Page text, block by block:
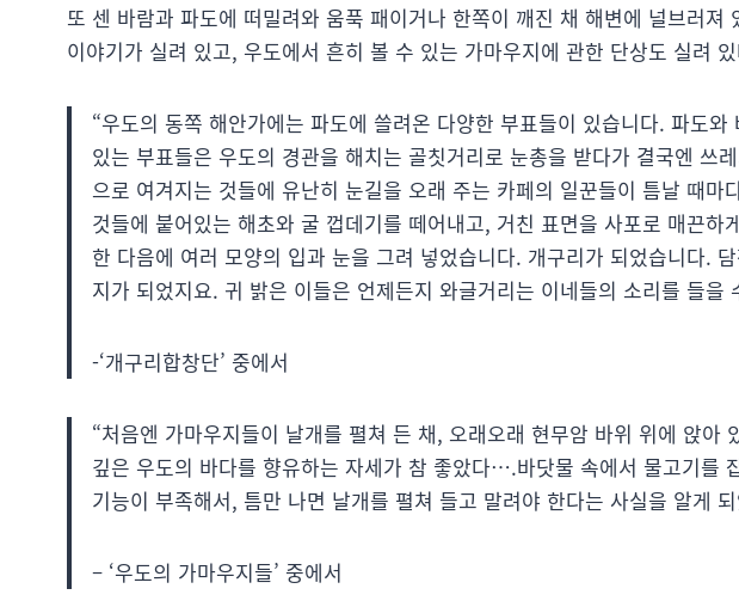
또 센 바람과 파도에 떠밀려와 움푹 패이거나 한쪽이 깨진 채 해변에 널브러져
이야기가 실려 있고, 우도에서 흔히 볼 수 있는 가마우지에 관한 단상도 실려
“우도의 동쪽 해안가에는 파도에 쓸려온 다양한 부표들이 있습니다. 파도
있는 부표들은 우도의 경관을 해치는 골칫거리로 눈총을 받다가 결국엔 쓰
으로 여겨지는 것들에 유난히 눈길을 오래 주는 카페의 일꾼들이 틈날 때마
것들에 붙어있는 해초와 굴 껍데기를 떼어내고, 거친 표면을 사포로 매끈
한 다음에 여러 모양의 입과 눈을 그려 넣었습니다. 개구리가 되었습니다.
지가 되었지요. 귀 밝은 이들은 언제든지 와글거리는 이네들의 소리를 들을
-‘개구리합창단’ 중에서
“처음엔 가마우지들이 날개를 펼쳐 든 채, 오래오래 현무암 바위 위에 앉아
깊은 우도의 바다를 향유하는 자세가 참 좋았다….바닷물 속에서 물고기를
기능이 부족해서, 틈만 나면 날개를 펼쳐 들고 말려야 한다는 사실을 알게
– ‘우도의 가마우지들’ 중에서